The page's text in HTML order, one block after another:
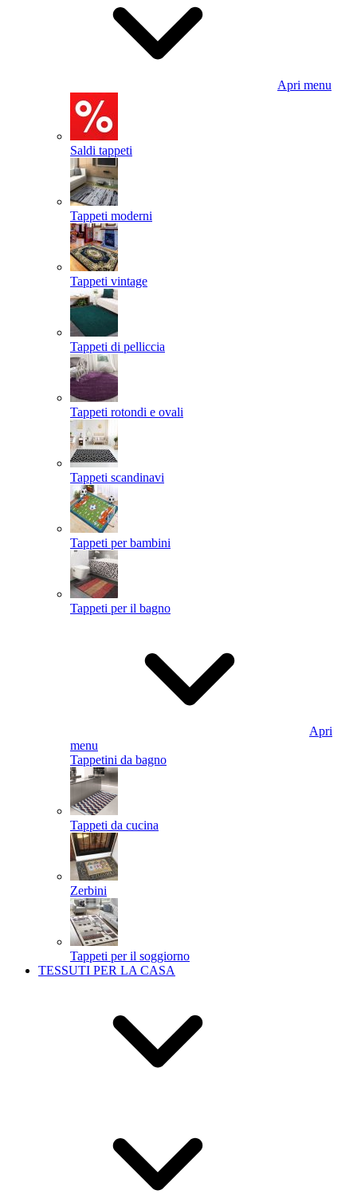
Apri menu
Saldi tappeti
Tappeti moderni
Tappeti vintage
Tappeti di pelliccia
Tappeti rotondi e ovali
Tappeti scandinavi
Tappeti per bambini
Tappeti per il bagno
Apri
menu
Tappetini da bagno
Tappeti da cucina
Zerbini
Tappeti per il soggiorno
TESSUTI PER LA CASA